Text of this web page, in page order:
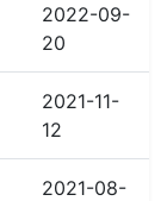
2022-09-
20
2021-11-
12
2021-08-